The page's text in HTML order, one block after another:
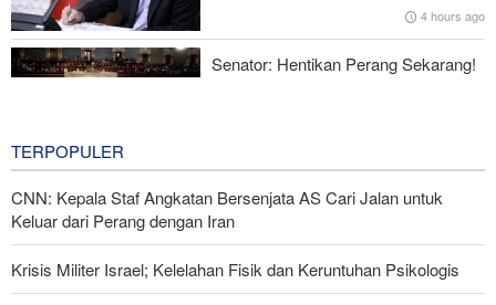
Menhan Pakistan: Persatuan Negara-negara Islam dalam
Melawan Zionis Urgen
4 hours ago
Senator: Hentikan Perang Sekarang!
TERPOPULER
CNN: Kepala Staf Angkatan Bersenjata AS Cari Jalan untuk
Keluar dari Perang dengan Iran
Krisis Militer Israel; Kelelahan Fisik dan Keruntuhan Psikologis